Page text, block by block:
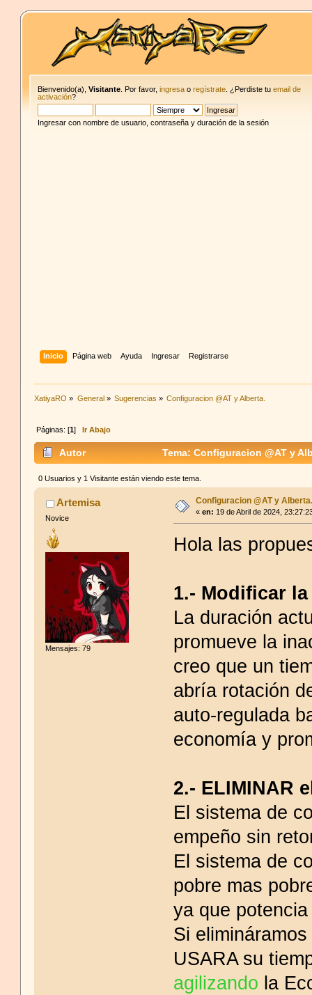
Bienvenido(a),Visitante . Por favor,ingresa oregístrate . ¿Perdiste tuemail de
activación?
Ingresar con nombre de usuario, contraseña y duración de la sesión
Inicio Página web Ayuda Ingresar Registrarse
XatiyaRO » General» Sugerencias » Configuracion @AT y Alberta.
Páginas: [1] Ir Abajo
Autor Tema: Configuracion @AT y
0 Usuarios y 1 Visitante están viendo este tema.
Artemisa
Novice
Mensajes: 79
Configuracion @AT y
«en: 19 de Abril de 2024,
Hola las
1.- Modificar
La duración
promueve la
creo que un
abría rotación
auto-regulada
economía y
2.- ELIMINAR
El sistema de
empeño sin
El sistema de
pobre mas
ya que
Si
USARA su
agilizando la